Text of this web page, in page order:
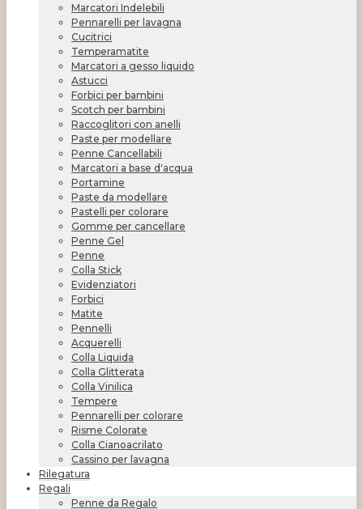
Marcatori Indelebili
Pennarelli per lavagna
Cucitrici
Temperamatite
Marcatori a gesso liquido
Astucci
Forbici per bambini
Scotch per bambini
Raccoglitori con anelli
Paste per modellare
Penne Cancellabili
Marcatori a base d'acqua
Portamine
Paste da modellare
Pastelli per colorare
Gomme per cancellare
Penne Gel
Penne
Colla Stick
Evidenziatori
Forbici
Matite
Pennelli
Acquerelli
Colla Liquida
Colla Glitterata
Colla Vinilica
Tempere
Pennarelli per colorare
Risme Colorate
Colla Cianoacrilato
Cassino per lavagna
Rilegatura
Regali
Penne da Regalo